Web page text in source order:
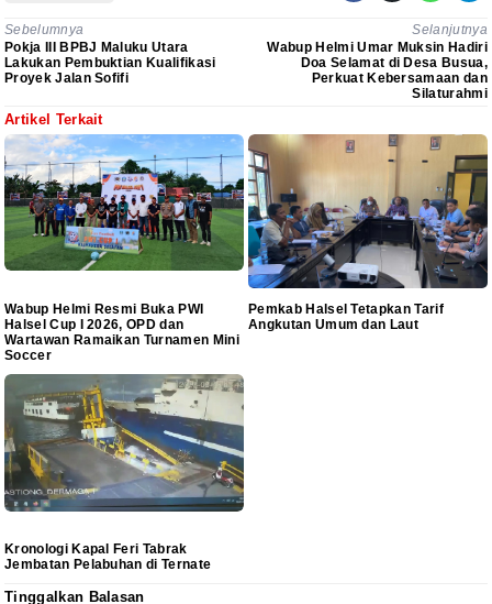
Sebelumnya
Pokja III BPBJ Maluku Utara
Lakukan Pembuktian Kualifikasi
Proyek Jalan Sofifi
Selanjutnya
Wabup Helmi Umar Muksin Hadiri
Doa Selamat di Desa Busua,
Perkuat Kebersamaan dan
Silaturahmi
Artikel Terkait
Wabup Helmi Resmi Buka PWI
Halsel Cup I 2026, OPD dan
Wartawan Ramaikan Turnamen Mini
Soccer
Pemkab Halsel Tetapkan Tarif
Angkutan Umum dan Laut
Kronologi Kapal Feri Tabrak
Jembatan Pelabuhan di Ternate
Tinggalkan Balasan